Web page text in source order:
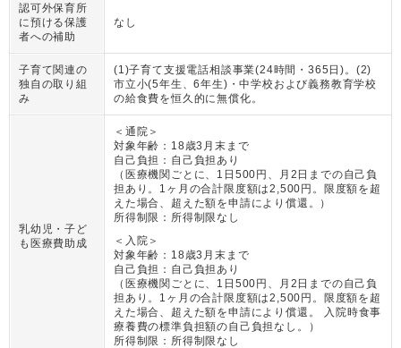
認可外保育所
に預ける保護
者への補助
なし
子育て関連の
独自の取り組
み
(1)子育て支援電話相談事業(24時間・365日)。(2)
市立小(5年生、6年生)・中学校および義務教育学校
の給食費を恒久的に無償化。
乳幼児・子ど
も医療費助成
＜通院＞
対象年齢： 18歳3月末まで
自己負担： 自己負担あり
（ 医療機関ごとに、1日500円、月2日までの自己負
担あり。1ヶ月の合計限度額は2,500円。限度額を超
えた場合、超えた額を申請により償還。
）
所得制限： 所得制限なし
＜入院＞
対象年齢： 18歳3月末まで
自己負担： 自己負担あり
（ 医療機関ごとに、1日500円、月2日までの自己負
担あり。1ヶ月の合計限度額は2,500円。限度額を超
えた場合、超えた額を申請により償還。 入院時食事
療養費の標準負担額の自己負担なし。
）
所得制限： 所得制限なし